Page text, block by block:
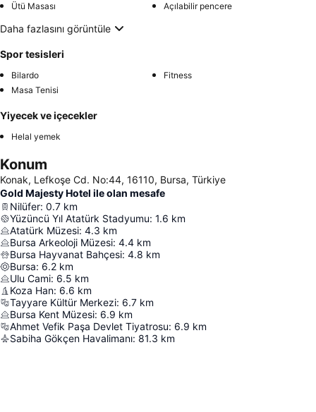
Ütü Masası
Açılabilir pencere
Daha fazlasını görüntüle
Spor tesisleri
Bilardo
Fitness
Masa Tenisi
Yiyecek ve içecekler
Helal yemek
Konum
Konak, Lefkoşe Cd. No:44, 16110, Bursa, Türkiye
Gold Majesty Hotel ile olan mesafe
Nilüfer: 0.7 km
Yüzüncü Yıl Atatürk Stadyumu: 1.6 km
Atatürk Müzesi: 4.3 km
Bursa Arkeoloji Müzesi: 4.4 km
Bursa Hayvanat Bahçesi: 4.8 km
Bursa: 6.2 km
Ulu Cami: 6.5 km
Koza Han: 6.6 km
Tayyare Kültür Merkezi: 6.7 km
Bursa Kent Müzesi: 6.9 km
Ahmet Vefik Paşa Devlet Tiyatrosu: 6.9 km
Sabiha Gökçen Havalimanı: 81.3 km